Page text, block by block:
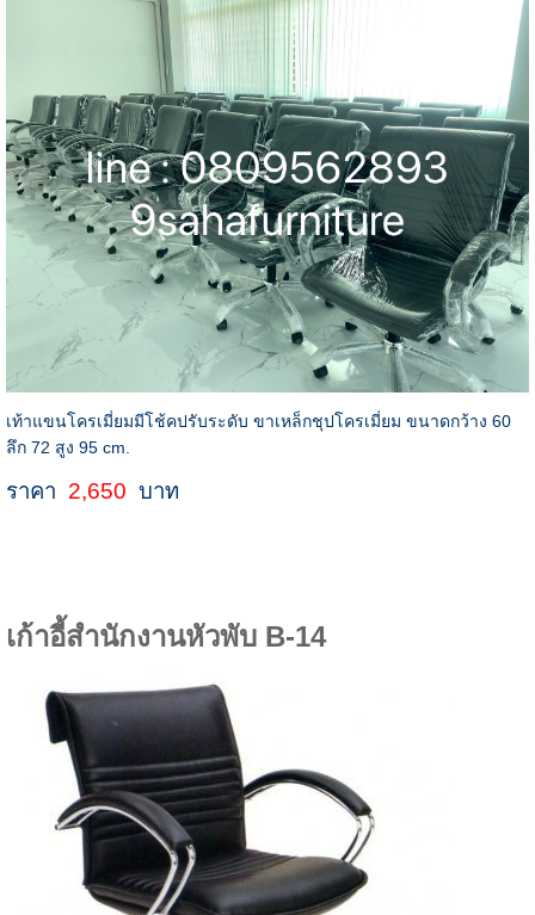
เท้าแขนโครเมี่ยมมีโช้คปรับระดับ ขาเหล็กชุปโครเมี่ยม ขนาดกว้าง 60
ลึก 72 สูง 95 cm.
ราคา 2,650 บาท
เก้าอี้สำนักงานหัวพับ B-14